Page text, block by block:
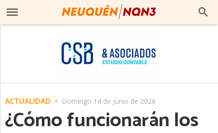
ACTUALIDAD Domingo 14 de Junio de 2026
¿Cómo funcionarán los